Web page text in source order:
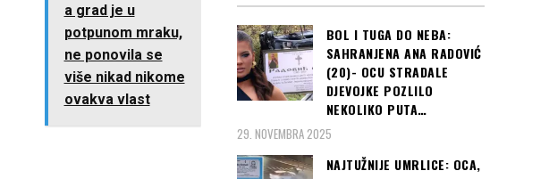
a grad je u
potpunom mraku,
ne ponovila se
više nikad nikome
ovakva vlast
BOL I TUGA DO NEBA:
SAHRANJENA ANA RADOVIĆ
(20)- OCU STRADALE
DJEVOJKE POZLILO
NEKOLIKO PUTA…
29. NOVEMBRA 2025
NAJTUŽNIJE UMRLICE: OCA,